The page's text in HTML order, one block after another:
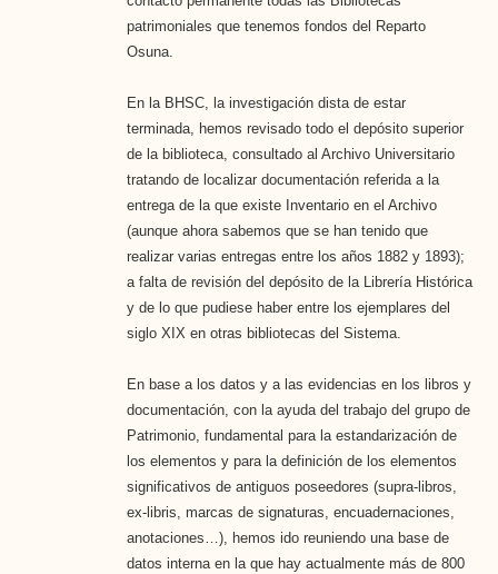
patrimoniales que tenemos fondos del Reparto
Osuna.
En la BHSC, la investigación dista de estar
terminada, hemos revisado todo el depósito superior
de la biblioteca, consultado al Archivo Universitario
tratando de localizar documentación referida a la
entrega de la que existe Inventario en el Archivo
(aunque ahora sabemos que se han tenido que
realizar varias entregas entre los años 1882 y 1893);
a falta de revisión del depósito de la Librería Histórica
y de lo que pudiese haber entre los ejemplares del
siglo XIX en otras bibliotecas del Sistema.
En base a los datos y a las evidencias en los libros y
documentación, con la ayuda del trabajo del grupo de
Patrimonio, fundamental para la estandarización de
los elementos y para la definición de los elementos
significativos de antiguos poseedores (supra-libros,
ex-libris, marcas de signaturas, encuadernaciones,
anotaciones…), hemos ido reuniendo una base de
datos interna en la que hay actualmente más de 800